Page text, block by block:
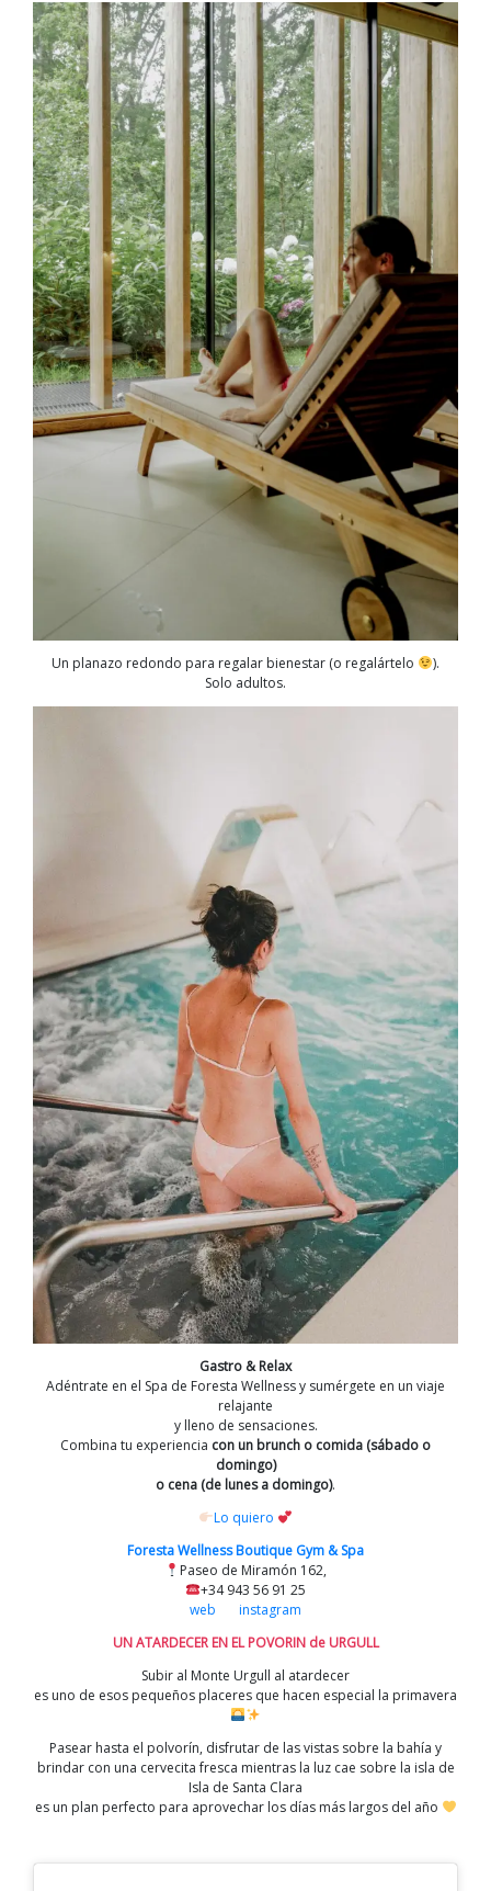
Un planazo redondo para regalar bienestar (o regalártelo
).
Solo adultos.
Gastro & Relax
Adéntrate en el Spa de Foresta Wellness y sumérgete en un viaje
relajante
y lleno de sensaciones.
Combina tu experiencia con un brunch o comida (sábado o
domingo)
o cena (de lunes a domingo).
Lo quiero
Foresta Wellness Boutique Gym & Spa
Paseo de Miramón 162,
+34 943 56 91 25
web
instagram
UN ATARDECER EN EL POVORIN de URGULL
Subir al Monte Urgull al atardecer
es uno de esos pequeños placeres que hacen especial la primavera
Pasear hasta el polvorín, disfrutar de las vistas sobre la bahía y
brindar con una cervecita fresca mientras la luz cae sobre la isla de
Isla de Santa Clara
es un plan perfecto para aprovechar los días más largos del año